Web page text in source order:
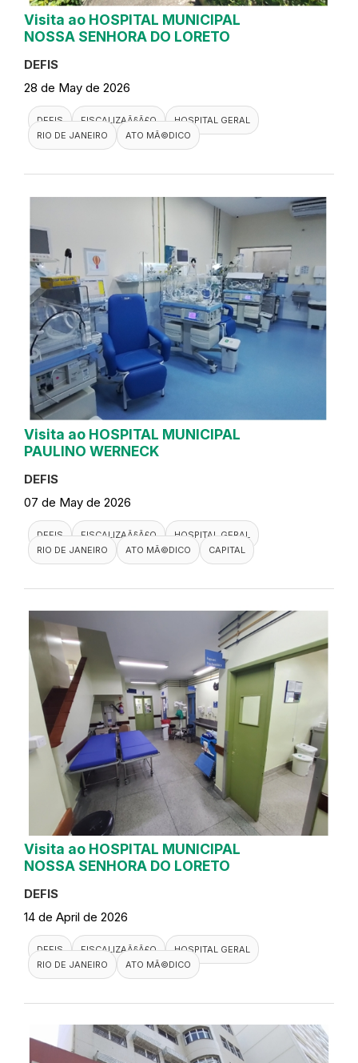
Visita ao HOSPITAL MUNICIPAL
NOSSA SENHORA DO LORETO
DEFIS
28 de May de 2026
DEFIS FISCALIZAÃ§Ã£O
HOSPITAL GERAL
RIO DE JANEIRO
ATO MÃ©DICO
Visita ao HOSPITAL MUNICIPAL
PAULINO WERNECK
DEFIS
07 de May de 2026
DEFIS FISCALIZAÃ§Ã£O
HOSPITAL GERAL
RIO DE JANEIRO
ATO MÃ©DICO CAPITAL
Visita ao HOSPITAL MUNICIPAL
NOSSA SENHORA DO LORETO
DEFIS
14 de April de 2026
DEFIS FISCALIZAÃ§Ã£O
HOSPITAL GERAL
RIO DE JANEIRO
ATO MÃ©DICO